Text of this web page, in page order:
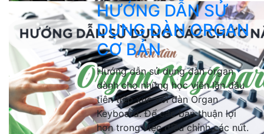
HƯỚNG DẪN SỬ
DỤNG ĐÀN ORGAN
CƠ BẢN
Hướng dẫn sử dụng đàn organ
dành cho những học viên lần đầu
tiên tiếp xúc với đàn Organ
Keyboard. Để các bạn thuận lợi
hơn trong việc điều chỉnh các nút.